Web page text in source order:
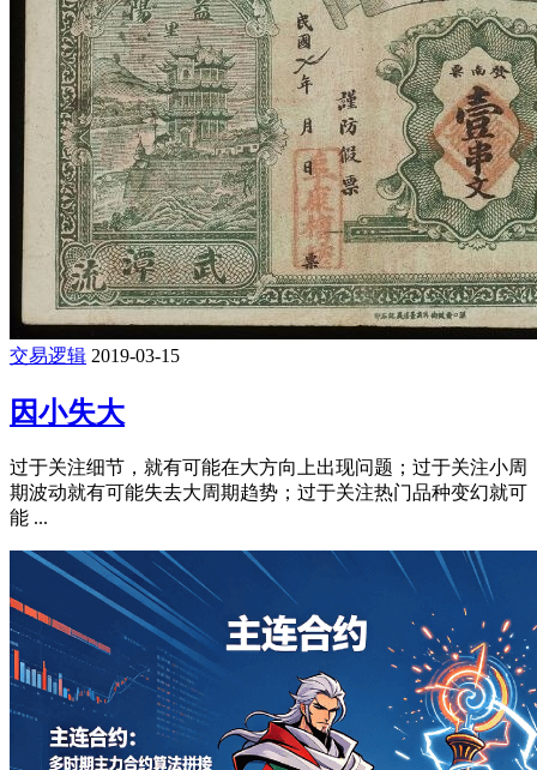
交易逻辑 2019-03-15
因小失大
过于关注细节，就有可能在大方向上出现问题；过于关注小周
期波动就有可能失去大周期趋势；过于关注热门品种变幻就可
能 ...